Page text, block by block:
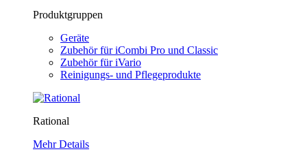
Produktgruppen
Geräte
Zubehör für iCombi Pro und Classic
Zubehör für iVario
Reinigungs- und Pflegeprodukte
Rational
Mehr Details